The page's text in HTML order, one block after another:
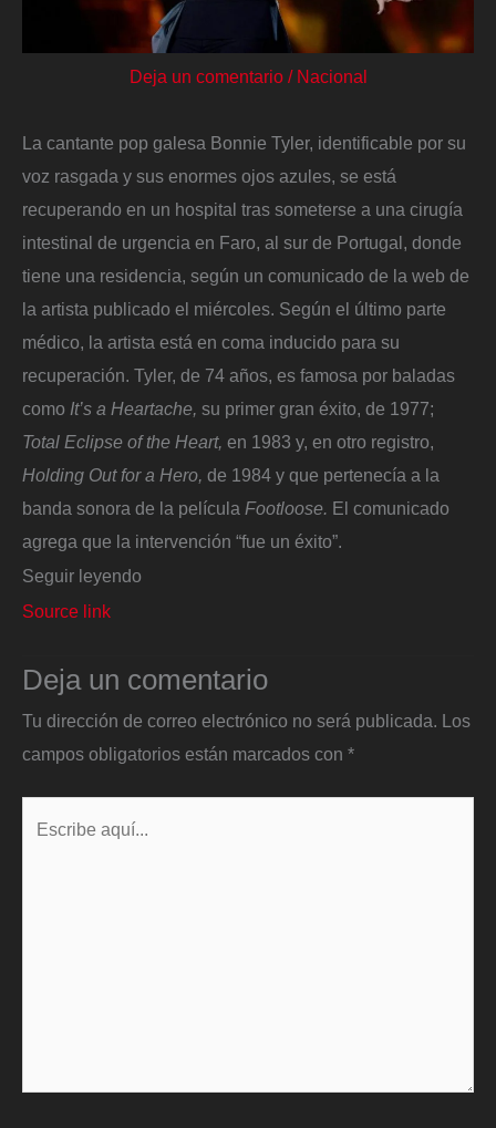
Deja un comentario / Nacional
La cantante pop galesa Bonnie Tyler, identificable por su
voz rasgada y sus enormes ojos azules, se está
recuperando en un hospital tras someterse a una cirugía
intestinal de urgencia en Faro, al sur de Portugal, donde
tiene una residencia, según un comunicado de la web de
la artista publicado el miércoles. Según el último parte
médico, la artista está en coma inducido para su
recuperación. Tyler, de 74 años, es famosa por baladas
como It’s a Heartache, su primer gran éxito, de 1977;
Total Eclipse of the Heart, en 1983 y, en otro registro,
Holding Out for a Hero, de 1984 y que pertenecía a la
banda sonora de la película Footloose. El comunicado
agrega que la intervención “fue un éxito”.
Seguir leyendo
Source link
Deja un comentario
Tu dirección de correo electrónico no será publicada. Los
campos obligatorios están marcados con *